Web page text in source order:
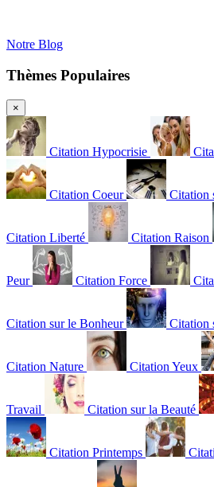
Notre Blog
Thèmes Populaires
×
Citation Hypocrisie
Citation Coeur Citation
Citation Liberté Citation Raison
Peur Citation Force
Citation sur le Bonheur Citation
Citation Nature Citation Yeux
Travail Citation sur la Beauté
Citation Printemps